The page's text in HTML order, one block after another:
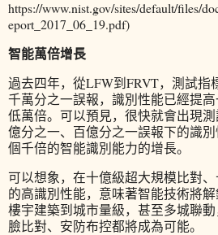
https://www.nist.gov/sites/default/files/
eport_2017_06_19.pdf)
智能萬倍增長
過去四年，從LFW到FRVT，測試指
千萬分之一誤報，識別性能已經提
低萬倍。可以預見，很快就會出現
億分之一、百億分之一誤報下的識
個千倍的智能識別能力的增長。
可以想象，在十億級超大規模比對
的高識別性能，意味著智能技術將
樓宇建築到城市量級，甚至多城聯
臉比對、安防布控都將成為可能。